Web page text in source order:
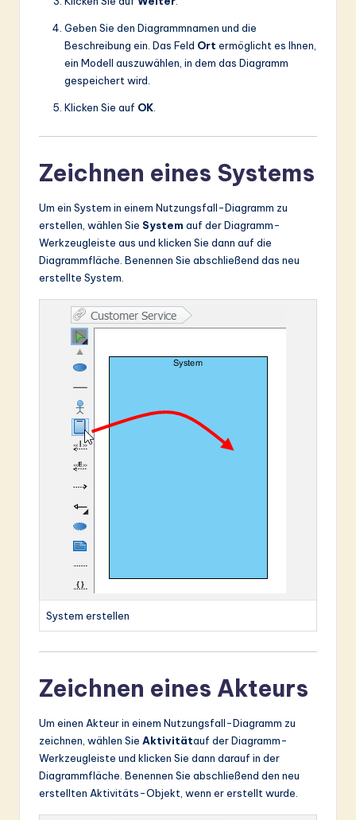
Geben Sie den Diagrammnamen und die
Beschreibung ein. Das Feld Ort ermöglicht es Ihnen,
ein Modell auszuwählen, in dem das Diagramm
gespeichert wird.
Klicken Sie auf OK
Zeichnen eines Systems
Um ein System in einem Nutzungsfall-Diagramm zu
erstellen, wählen Sie System auf der Diagramm-
Werkzeugleiste aus und klicken Sie dann auf die
Diagrammfläche. Benennen Sie abschließend das neu
erstellte System.
System erstellen
Zeichnen eines Akteurs
Um einen Akteur in einem Nutzungsfall-Diagramm zu
zeichnen, wählen Sie Aktivitätauf der Diagramm-
Werkzeugleiste und klicken Sie dann darauf in der
Diagrammfläche. Benennen Sie abschließend den neu
erstellten Aktivitäts-Objekt, wenn er erstellt wurde.